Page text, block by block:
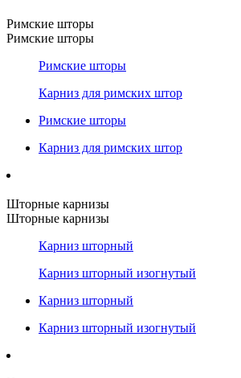
Римские шторы
Римские шторы
Римские шторы
Карниз для римских штор
Римские шторы
Карниз для римских штор
Шторные карнизы
Шторные карнизы
Карниз шторный
Карниз шторный изогнутый
Карниз шторный
Карниз шторный изогнутый